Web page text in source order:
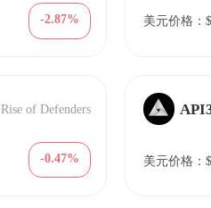
-2.87%
Rise of Defenders
-0.47%
美元价格：
美元价格：